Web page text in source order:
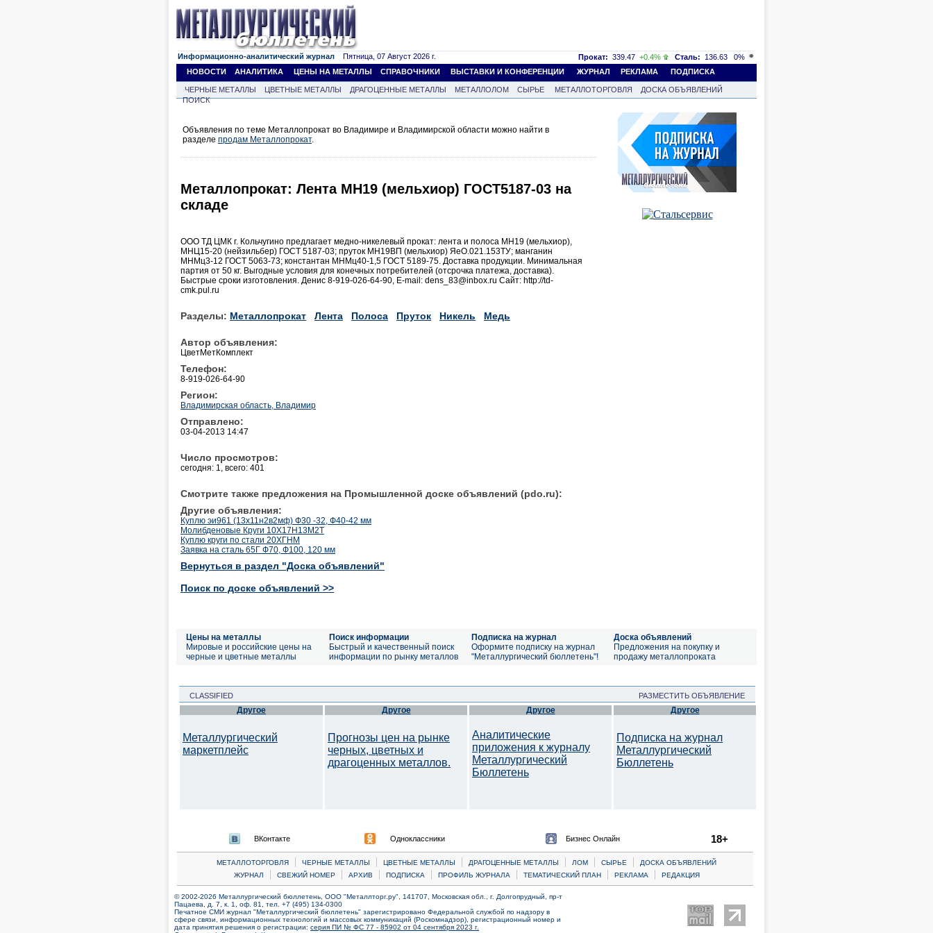
Информационно-аналитический журнал Пятница, 07 Август 2026 г. Прокат: 339.47 +0.4% Сталь: 136.63
0%
НОВОСТИ
АНАЛИТИКА ЦЕНЫ НА МЕТАЛЛЫ СПРАВОЧНИКИ ВЫСТАВКИ И КОНФЕРЕНЦИИ ЖУРНАЛ РЕКЛАМА ПОДПИСКА
ЧЕРНЫЕ МЕТАЛЛЫ ЦВЕТНЫЕ МЕТАЛЛЫ ДРАГОЦЕННЫЕ МЕТАЛЛЫ МЕТАЛЛОЛОМ СЫРЬЕ МЕТАЛЛОТОРГОВЛЯ
ДОСКА ОБЪЯВЛЕНИЙ
ПОИСК
Объявления по теме Металлопрокат во Владимире и Владимирской области можно найти в
разделе продам Металлопрокат.
Металлопрокат: Лента МН19 (мельхиор) ГОСТ5187-03 на
складе
ООО ТД ЦМК г. Кольчугино предлагает медно-никелевый прокат: лента и полоса МН19 (мельхиор),
МНЦ15-20 (нейзильбер) ГОСТ 5187-03; пруток МН19ВП (мельхиор) ЯеО.021.153ТУ; манганин
МНМц3-12 ГОСТ 5063-73; константан МНМц40-1,5 ГОСТ 5189-75. Доставка продукции. Минимальная
партия от 50 кг. Выгодные условия для конечных потребителей (отсрочка платежа, доставка).
Быстрые сроки изготовления. Денис 8-919-026-64-90, Е-mail: dens_83@inbox.ru Сайт: http://td-
cmk.pul.ru
Разделы: Металлопрокат Лента Полоса Пруток Никель Медь
Автор объявления:
ЦветМетКомплект
Телефон:
8-919-026-64-90
Регион:
Владимирская область, Владимир
Отправлено:
03-04-2013 14:47
Число просмотров:
сегодня: 1, всего: 401
Смотрите также предложения на Промышленной доске объявлений (pdo.ru):
Другие объявления:
Куплю эи961 (13х11н2в2мф) Ф30 -32, Ф40-42 мм
Молибденовые Круги 10Х17Н13М2Т
Куплю круги по стали 20ХГНМ
Заявка на сталь 65Г Ф70, Ф100, 120 мм
Вернуться в раздел "Доска объявлений"
Поиск по доске объявлений >>
Цены на металлы
Мировые и российские цены на
черные и цветные металлы
Поиск информации
Быстрый и качественный поиск
информации по рынку металлов
Подписка на журнал
Оформите подписку на журнал
"Металлургический бюллетень"!
Доска объявлений
Предложения на покупку и
продажу металлопроката
CLASSIFIED РАЗМЕСТИТЬ ОБЪЯВЛЕНИЕ
Другое
Металлургический
маркетплейс
Другое
Прогнозы цен на рынке
черных, цветных и
драгоценных металлов.
Другое
Аналитические
приложения к журналу
Металлургический
Бюллетень
Другое
Подписка на журнал
Металлургический
Бюллетень
ВКонтакте Одноклассники Бизнес Онлайн 18+
МЕТАЛЛОТОРГОВЛЯ | ЧЕРНЫЕ МЕТАЛЛЫ | ЦВЕТНЫЕ МЕТАЛЛЫ | ДРАГОЦЕННЫЕ МЕТАЛЛЫ | ЛОМ | CЫРЬЕ |
ДОСКА ОБЪЯВЛЕНИЙ
ЖУРНАЛ
| СВЕЖИЙ НОМЕР | АРХИВ | ПОДПИСКА | ПРОФИЛЬ ЖУРНАЛА | ТЕМАТИЧЕСКИЙ ПЛАН | РЕКЛАМА | РЕДАКЦИЯ
© 2002-2026 Металлургический бюллетень, ООО "Металлторг.ру", 141707, Московская обл., г. Долгопрудный, пр-т
Пацаева, д. 7, к. 1, оф. 81, тел. +7 (495) 134-0300
Печатное СМИ журнал "Металлургический бюллетень" зарегистрировано Федеральной службой по надзору в
сфере связи, информационных технологий и массовых коммуникаций (Роскомнадзор), регистрационный номер и
дата принятия решения о регистрации: серия ПИ № ФС 77 - 85902 от 04 сентября 2023 г.